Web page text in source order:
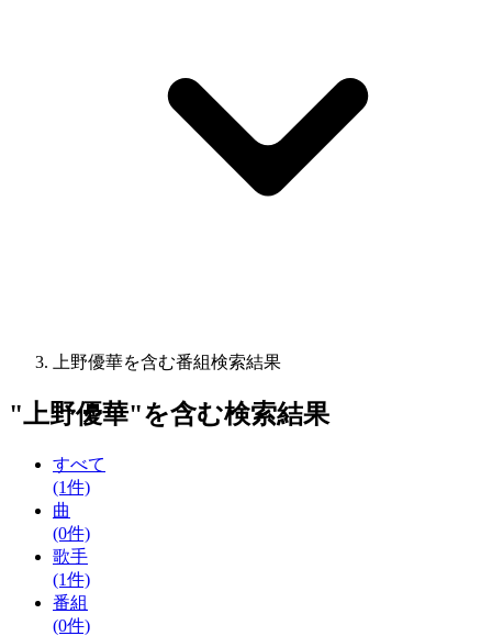
上野優華を含む番組検索結果
"上野優華"を含む検索結果
すべて
(1件)
曲
(0件)
歌手
(1件)
番組
(0件)